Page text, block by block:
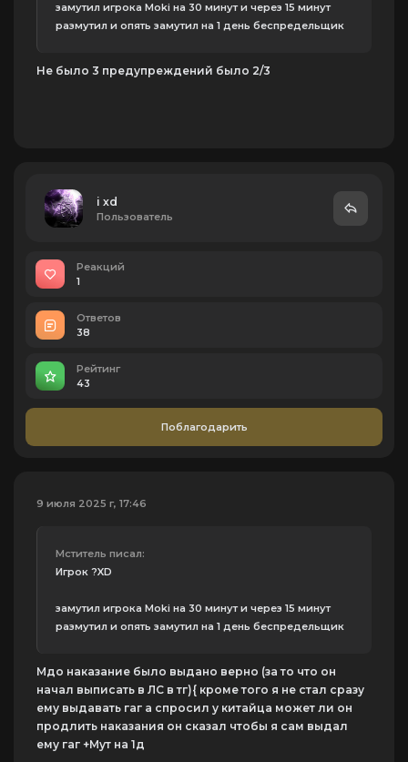
замутил игрока Moki на 30 минут и через 15 минут
размутил и опять замутил на 1 день беспредельщик
Не было 3 предупреждений было 2/3
i xd
Пользователь
Реакций
1
Ответов
38
Рейтинг
43
Поблагодарить
9 июля 2025 г, 17:46
Мститель писал:
Игрок ?XD
замутил игрока Moki на 30 минут и через 15 минут
размутил и опять замутил на 1 день беспредельщик
Мдо наказание было выдано верно (за то что он
начал выписать в ЛС в тг){ кроме того я не стал сразу
ему выдавать гаг а спросил у китайца может ли он
продлить наказания он сказал чтобы я сам выдал
ему гаг +Мут на 1д